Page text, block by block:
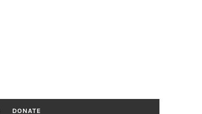
DONATE